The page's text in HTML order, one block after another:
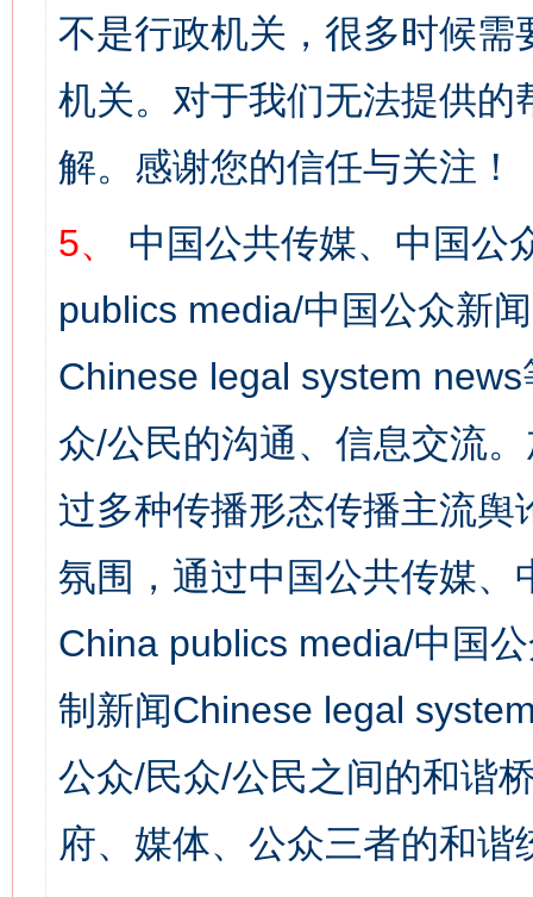
不是行政机关，很多时候
机关。对于我们无法提供
解。感谢您的信任与关注！
5、
中国公共传媒、中国公
publics media/中国公众新
Chinese legal system
众/公民的沟通、信息交流
过多种传播形态传播主流
氛围，通过中国公共传媒
China publics media/中国
制新闻Chinese legal
公众/民众/公民之间的和谐
府、媒体、公众三者的和谐